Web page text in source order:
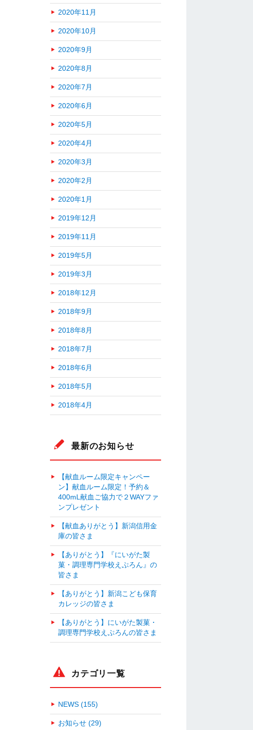
2020年11月
2020年10月
2020年9月
2020年8月
2020年7月
2020年6月
2020年5月
2020年4月
2020年3月
2020年2月
2020年1月
2019年12月
2019年11月
2019年5月
2019年3月
2018年12月
2018年9月
2018年8月
2018年7月
2018年6月
2018年5月
2018年4月
最新のお知らせ
【献血ルーム限定キャンペー
ン】献血ルーム限定！予約＆
400mL献血ご協力で２WAYファ
ンプレゼント
【献血ありがとう】新潟信用金
庫の皆さま
【ありがとう】『にいがた製
菓・調理専門学校えぷろん』の
皆さま
【ありがとう】新潟こども保育
カレッジの皆さま
【ありがとう】にいがた製菓・
調理専門学校えぷろんの皆さま
カテゴリ一覧
NEWS (155)
お知らせ (29)